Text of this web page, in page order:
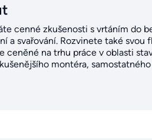
cenné zkušenosti s vrtáním do
a svařování. Rozvinete také
ceněné na trhu práce v oblasti
montéra,